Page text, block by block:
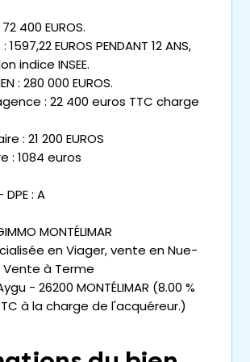
400 EUROS.
: 1597,22 EUROS PENDANT 12 ANS,
indice INSEE.
: 280 000 EUROS.
: 22 400 euros TTC charge
: 21 200 EUROS
: 1084 euros
DPE : A
MONTÉLIMAR
en Viager, vente en Nue-
à Terme
- 26200 MONTÉLIMAR (8.00 %
à la charge de l'acquéreur.)